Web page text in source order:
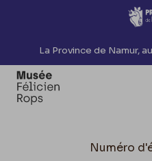
Accèder directement
La Province de Namur,
Numéro